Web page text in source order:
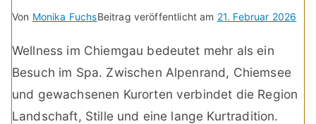
Von Monika FuchsBeitrag veröffentlicht am 21. Februar 2026
Wellness im Chiemgau bedeutet mehr als ein
Besuch im Spa. Zwischen Alpenrand, Chiemsee
und gewachsenen Kurorten verbindet die Region
Landschaft, Stille und eine lange Kurtradition.